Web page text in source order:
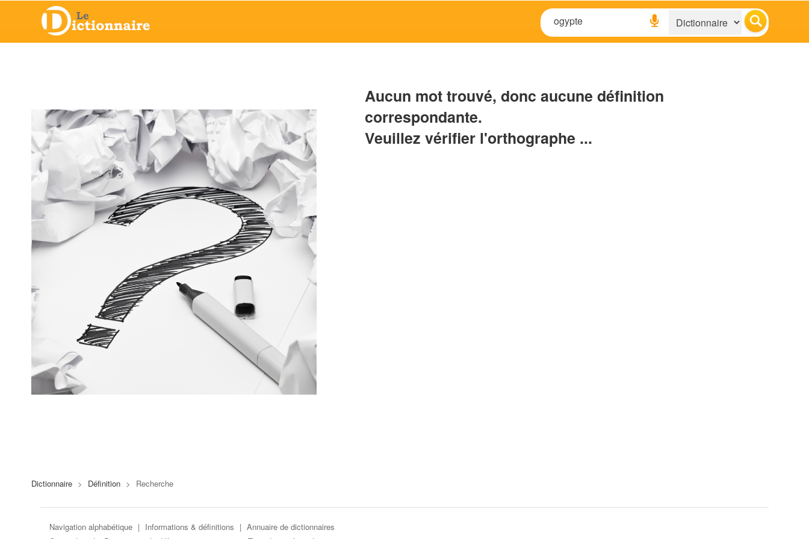
Aucun mot trouvé, donc aucune définition
correspondante.
Veuillez vérifier l'orthographe ...
Dictionnaire > Définition > Recherche
Navigation alphabétique | Informations & définitions | Annuaire de dictionnaires